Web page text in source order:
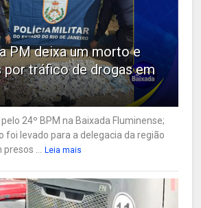
PM deixa um morto e
por tráfico de drogas em
24º BPM na Baixada Fluminense;
foi levado para a delegacia da região
...
Leia mais